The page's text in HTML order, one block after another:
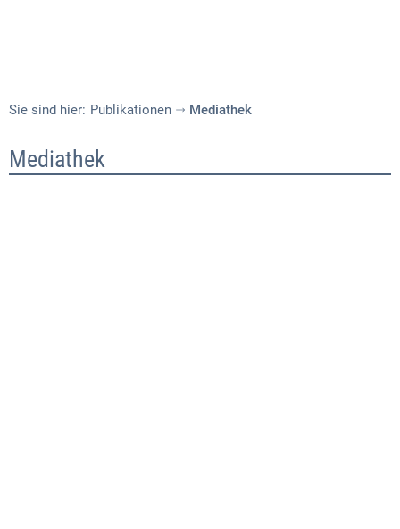
Sie sind hier: Publikationen Mediathek
Mediathek
Mediathek